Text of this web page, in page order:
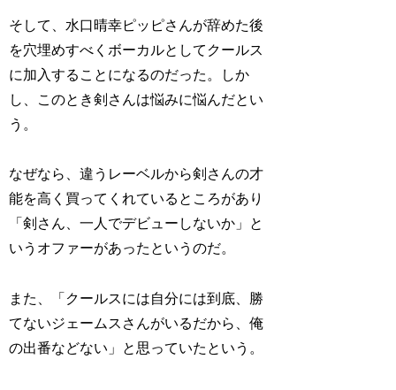
そして、水口晴幸ピッピさんが辞めた後
を穴埋めすべくボーカルとしてクールス
に加入することになるのだった。しか
し、このとき剣さんは悩みに悩んだとい
う。
なぜなら、違うレーベルから剣さんの才
能を高く買ってくれているところがあり
「剣さん、一人でデビューしないか」と
いうオファーがあったというのだ。
また、「クールスには自分には到底、勝
てないジェームスさんがいるだから、俺
の出番などない」と思っていたという。